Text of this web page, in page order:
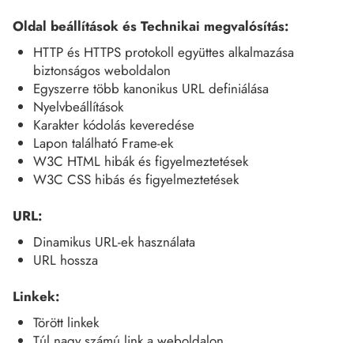
Oldal beállítások és Technikai megvalósítás:
HTTP és HTTPS protokoll együttes alkalmazása
biztonságos weboldalon
Egyszerre több kanonikus URL definiálása
Nyelvbeállítások
Karakter kódolás keveredése
Lapon található Frame-ek
W3C HTML hibák és figyelmeztetések
W3C CSS hibás és figyelmeztetések
URL:
Dinamikus URL-ek használata
URL hossza
Linkek:
Törött linkek